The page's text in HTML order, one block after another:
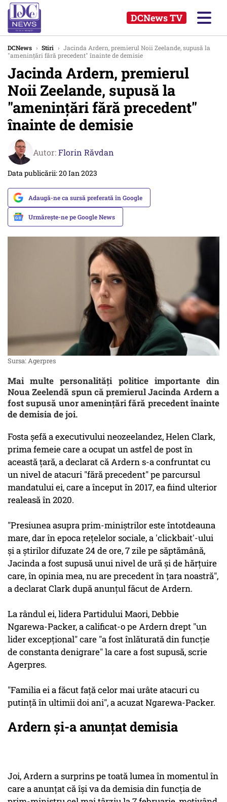
DCNews TV
DCNews › Stiri › Jacinda Ardern, premierul Noii Zeelande, supusă la
"ameninţări fără precedent" înainte de demisie
Jacinda Ardern, premierul
Noii Zeelande, supusă la
"ameninţări fără precedent"
înainte de demisie
Autor:Florin Răvdan
Data publicării: 20 Ian 2023
Adaugă-ne ca sursă preferată în Google
Urmărește-ne pe Google News
Sursa: Agerpres
Mai multe personalităţi politice importante din
Noua Zeelendă spun că premierul Jacinda Ardern a
fost supusă unor ameninţări fără precedent înainte
de demisia de joi.
Fosta şefă a executivului neozeelandez, Helen Clark,
prima femeie care a ocupat un astfel de post în
această ţară, a declarat că Ardern s-a confruntat cu
un nivel de atacuri "fără precedent" pe parcursul
mandatului ei, care a început în 2017, ea fiind ulterior
realeasă în 2020.
"Presiunea asupra prim-miniştrilor este întotdeauna
mare, dar în epoca reţelelor sociale, a 'clickbait'-ului
şi a ştirilor difuzate 24 de ore, 7 zile pe săptămână,
Jacinda a fost supusă unui nivel de ură şi de hărţuire
care, în opinia mea, nu are precedent în ţara noastră",
a declarat Clark după anunţul făcut de Ardern.
La rândul ei, lidera Partidului Maori, Debbie
Ngarewa-Packer, a calificat-o pe Ardern drept "un
lider excepţional" care "a fost înlăturată din funcţie
de constanta denigrare" la care a fost supusă, scrie
Agerpres.
"Familia ei a făcut faţă celor mai urâte atacuri cu
putinţă în ultimii doi ani", a acuzat Ngarewa-Packer.
Ardern şi-a anunţat demisia
Joi, Ardern a surprins pe toată lumea în momentul în
care a anunţat că îşi va da demisia din funcţia de